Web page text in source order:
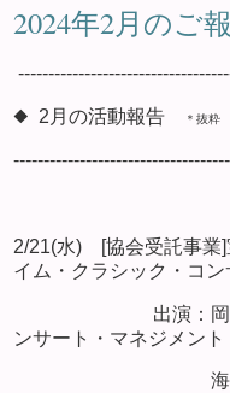
2024年2月のご
◆ 2月の活動報告 ＊抜粋
2/21(水) [協会受託事業]
イム・クラシック・コン
出演：岡田奏／
ンサート・マネジメント
海野幹雄／チ